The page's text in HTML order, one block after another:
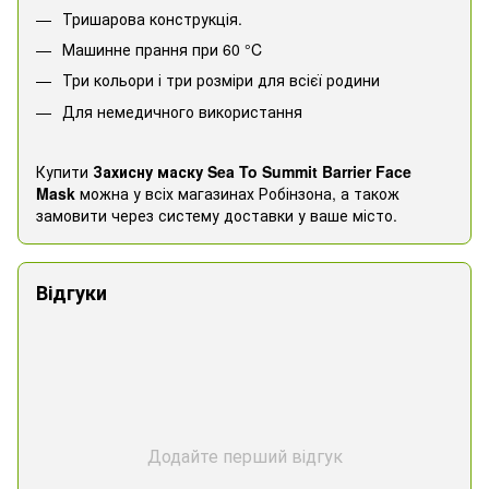
Тришарова конструкція.
Машинне прання при 60 °C
Три кольори і три розміри для всієї родини
Для немедичного використання
Купити Захисну маску Sea To Summit Barrier Face
Mask можна у всіх магазинах Робінзона, а також
замовити через систему доставки у ваше місто.
Відгуки
Додайте перший відгук